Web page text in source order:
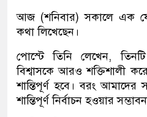
আজ (শনিবার) সকালে এক
কথা লিখেছেন।
পোস্টে তিনি লেখেন,
বিশ্বাসকে আরও শক্তিশালী
শান্তিপূর্ণ হবে। বরং আমাদের
শান্তিপূর্ণ নির্বাচন হওয়ার